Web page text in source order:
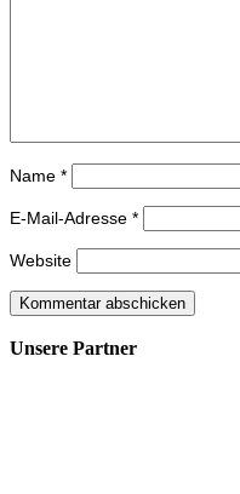
Name *
E-Mail-Adresse *
Website
Unsere Partner